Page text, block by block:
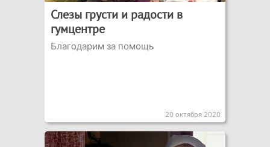
Слезы грусти и радости в
гумцентре
Благодарим за помощь
20 октября 2020